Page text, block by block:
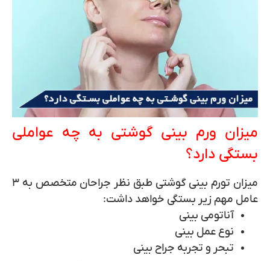
میزان ورم بینی گوشتی به چه عواملی
بستگی دارد؟
میزان تورم بینی گوشتی طبق نظر جراحان متخصص به ۳
عامل مهم زیر بستگی خواهد داشت:
آناتومی بینی
نوع عمل بینی
تبحر و تجربه جراح بینی